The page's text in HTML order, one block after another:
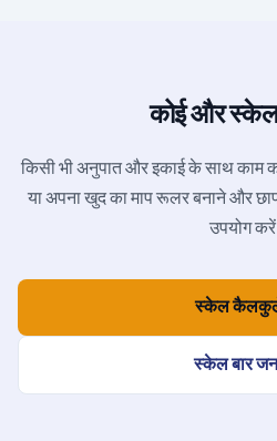
कोई और स्केल
किसी भी अनुपात और इकाई के साथ
या अपना खुद का माप रूलर बनाने और
उपयोग
स्केल
स्केल बार